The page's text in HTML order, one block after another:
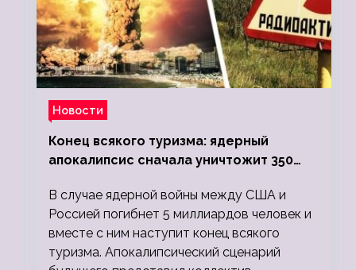
Новости
Конец всякого туризма: ядерный
апокалипсис сначала уничтожит 350
людей
В случае ядерной войны между США и
Россией погибнет 5 миллиардов человек и
вместе с ним наступит конец всякого
туризма. Апокалипсический сценарий